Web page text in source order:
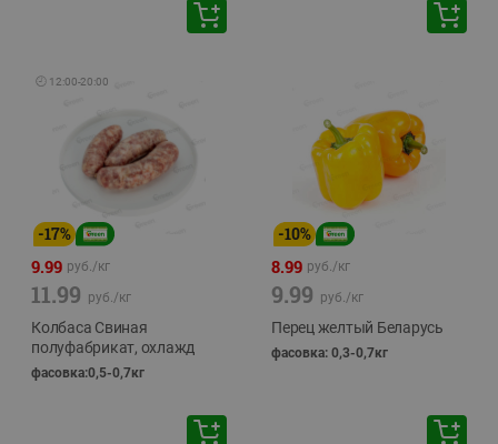
🕘 12:00-20:00
-17%
9.99 руб./кг
11.99 руб./кг
Колбаса Свиная
полуфабрикат, охлажд
фасовка:0,5-0,7кг
-10%
8.99 руб./кг
9.99 руб./кг
Перец желтый Беларусь
фасовка: 0,3-0,7кг